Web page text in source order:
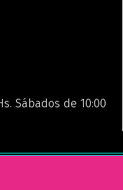
Sábados de 10:00